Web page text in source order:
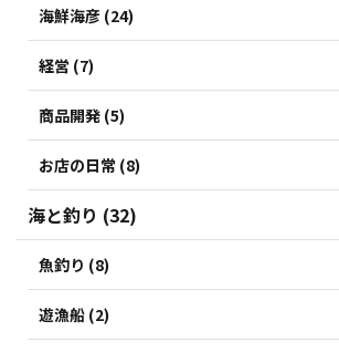
海鮮海彦 (24)
経営 (7)
商品開発 (5)
お店の日常 (8)
海と釣り (32)
魚釣り (8)
遊漁船 (2)